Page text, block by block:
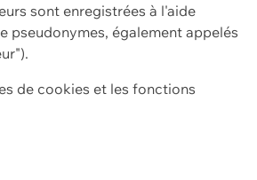
sont enregistrées à l'aide
pseudonymes, également appelés
de cookies et les fonctions